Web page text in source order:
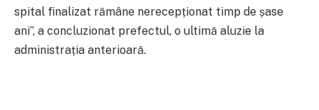
spital finalizat rămâne nerecepționat timp de șase
ani”, a concluzionat prefectul, o ultimă aluzie la
administrația anterioară.